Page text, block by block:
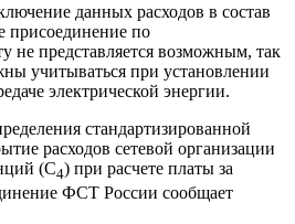
данных расходов в состав
присоединение по
не представляется возможным, так
учитываться при установлении
электрической энергии.
стандартизированной
расходов сетевой организации
(С4) при расчете платы за
ФСТ России сообщает